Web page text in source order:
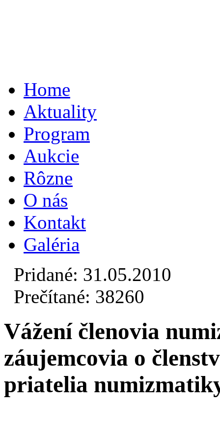
Home
Aktuality
Program
Aukcie
Rôzne
O nás
Kontakt
Galéria
Pridané: 31.05.2010
Prečítané: 38260
Vážení členovia
záujemcovia o
priatelia